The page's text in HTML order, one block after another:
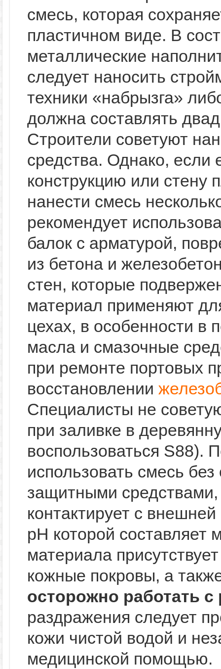
смесь, которая
пластичном виде. В
металлические
следует наносить
техники «набрызга»
должна составлять
Строители советуют
средства. Однако, если
конструкцию или
нанести смесь
рекомендует
балок с арматурой,
из бетона и
стен, которые
материал применяют
цехах, в особенности в
масла и смазочные
при ремонте портовых
восстановлении
Специалисты не
при заливке в
воспользоваться S88).
использовать смесь
защитными средствами,
контактирует с
рН которой составляет
материала
кожные покровы, а
осторожно работать с
раздражения следует
кожи чистой водой и
медицинской помощью.